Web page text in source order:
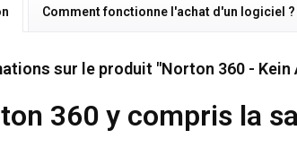
Comment fonctionne l'achat d'un logiciel ?
sur le produit "Norton 360 - Kein
360 y compris la